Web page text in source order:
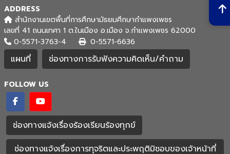
ADDRESS
สำนักงานเขตพื้นที่การศึกษามัธยมศึกษากำแพงเพชร
เลขที่ 41 ถนนเทศา 1 ต.ในเมือง อ.เมือง จ.กำแพงเพชร 62000
0-5571-3763-4
0-5571-6636
แผนที่ ช่องทางการรับฟังความคิดเห็น/คำถาม
FOLLOW US
ช่องทางแจ้งเรื่องร้องเรียนร้องทุกข์
ช่องทางแจ้งเรื่องการทุจริตและประพฤติมิชอบของเจ้าหน้าที่